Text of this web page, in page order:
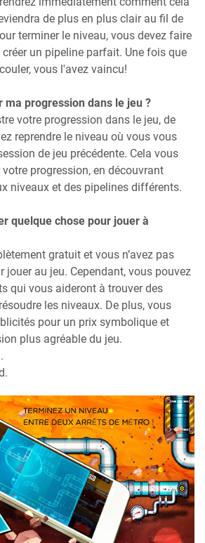
de plus en plus clair au fil de
terminer le niveau, vous devez faire
un pipeline parfait. Une fois que
vous l'avez vaincu!
ma progression dans le jeu ?
votre progression dans le jeu, de
reprendre le niveau où vous vous
de jeu précédente. Cela vous
progression, en découvrant
niveaux et des pipelines différents.
quelque chose pour jouer à
gratuit et vous n’avez pas
jouer au jeu. Cependant, vous pouvez
qui vous aideront à trouver des
les niveaux. De plus, vous
pour un prix symbolique et
plus agréable du jeu.